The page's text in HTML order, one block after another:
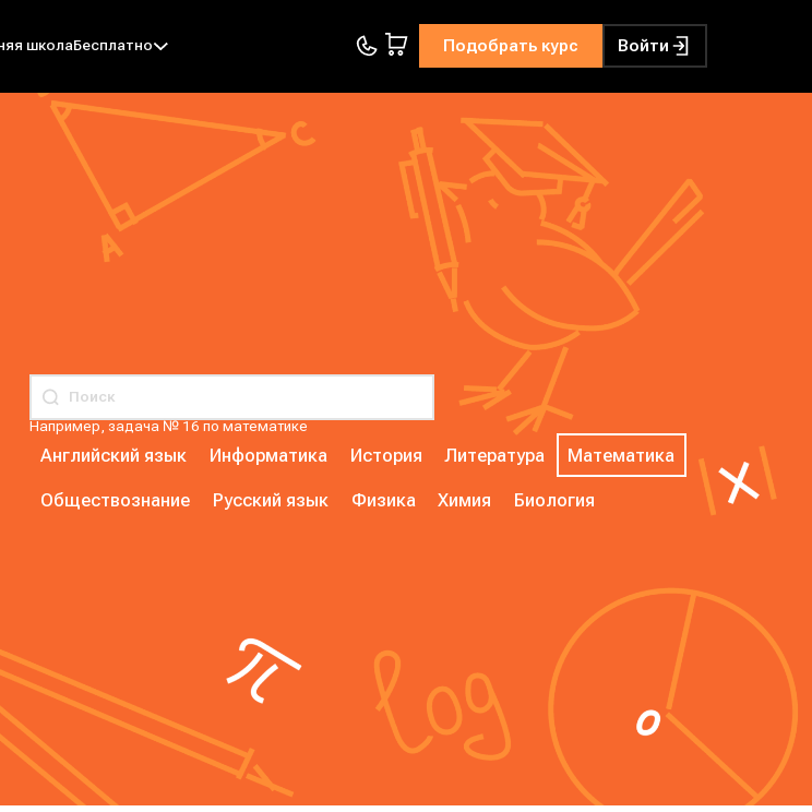
школаБесплатно Подобрать курс Войти
Например, задача № 16 по математике
Английский язык Информатика История Литература Математика
Обществознание Русский язык Физика Химия Биология